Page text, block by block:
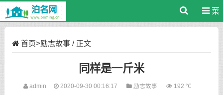
菜
首页>励志故事/ 正文
同样是一斤米
admin 2020-09-30 00:16:17 励志故事 192 ℃